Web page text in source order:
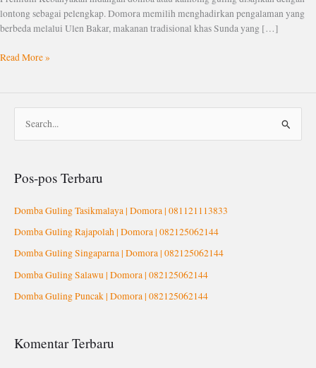
lontong sebagai pelengkap. Domora memilih menghadirkan pengalaman yang
berbeda melalui Ulen Bakar, makanan tradisional khas Sunda yang […]
Read More »
i
u
k
:
Pos-pos Terbaru
Domba Guling Tasikmalaya | Domora | 081121113833
Domba Guling Rajapolah | Domora | 082125062144
Domba Guling Singaparna | Domora | 082125062144
Domba Guling Salawu | Domora | 082125062144
Domba Guling Puncak | Domora | 082125062144
Komentar Terbaru